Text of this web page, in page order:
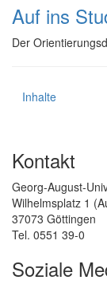
Auf ins
Der
Inhalte
Kontakt
Georg-August-
Wilhelmsplatz 1
37073 Göttingen
Tel. 0551 39-0
Soziale